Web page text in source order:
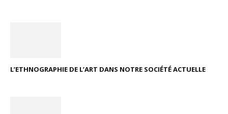
L’ETHNOGRAPHIE DE L’ART DANS NOTRE SOCIÉTÉ ACTUELLE